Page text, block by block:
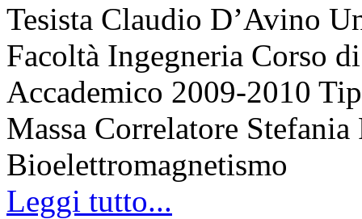
Tesista Claudio D’Avino
Facoltà Ingegneria Corso
Accademico 2009-2010
Massa Correlatore
Bioelettromagnetismo
Leggi tutto...